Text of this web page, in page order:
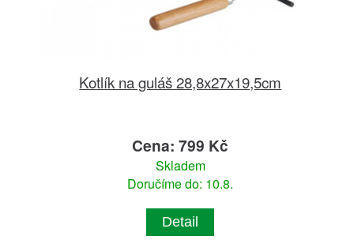
Kotlík na guláš 28,8x27x19,5cm
Cena: 799 Kč
Skladem
Doručíme do: 10.8.
Detail